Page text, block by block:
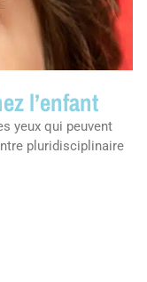
l’enfant
yeux qui peuvent
pluridisciplinaire